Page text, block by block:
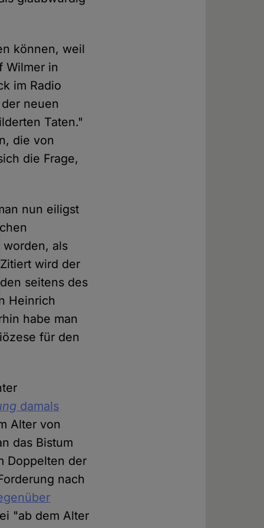
können, weil
Wilmer in
im Radio
neuen
Taten."
die von
die Frage,
nun eiligst
worden, als
wird der
seitens des
Heinrich
habe man
für den
damals
Alter von
das Bistum
Doppelten der
nach
"ab dem Alter